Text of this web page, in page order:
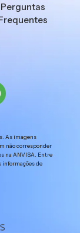
Perguntas
As imagens
não corresponder
na ANVISA. Entre
informações de